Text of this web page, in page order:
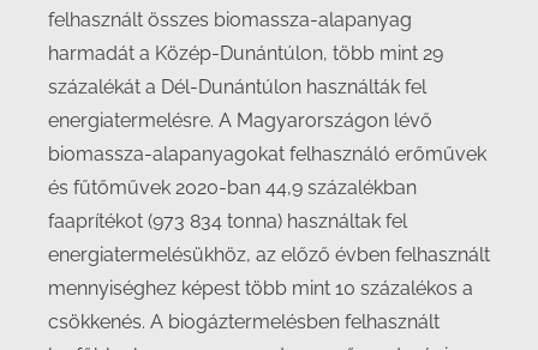
felhasznált összes biomassza-alapanyag
harmadát a Közép-Dunántúlon, több mint 29
százalékát a Dél-Dunántúlon használták fel
energiatermelésre. A Magyarországon lévő
biomassza-alapanyagokat felhasználó erőművek
és fűtőművek 2020-ban 44,9 százalékban
faaprítékot (973 834 tonna) használtak fel
energiatermelésükhöz, az előző évben felhasznált
mennyiséghez képest több mint 10 százalékos a
csökkenés. A biogáztermelésben felhasznált